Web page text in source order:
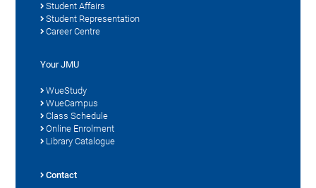
Student Affairs
Student Representation
Career Centre
Your JMU
WueStudy
WueCampus
Class Schedule
Online Enrolment
Library Catalogue
Contact